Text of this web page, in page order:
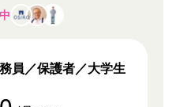
員／保護者／大学生